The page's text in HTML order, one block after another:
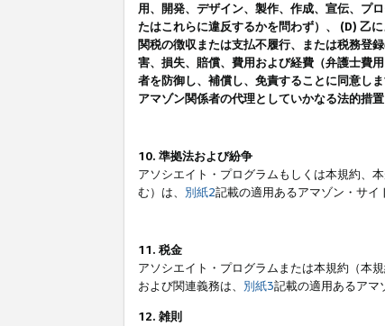
用、開発、デザイン、製作、作成、宣伝、プ
たはこれらに違反するかを問わず）、 (D) 乙
関税の徴収または支払不履行、または税務登
害、損失、賠償、費用および経費（弁護士費
者を防御し、補償し、免責することに同意し
アマゾン関係者の代理としていかなる法的措
10. 準拠法および紛争
アソシエイト・プログラムもしくは本規約、
む）は、 別紙2記載の適用あるアマゾン・サイ
11. 税金
アソシエイト・プログラムまたは本規約（本
および関連義務は、 別紙3記載の適用あるアマ
12. 雑則